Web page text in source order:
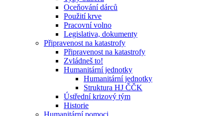
Oceňování dárců
Použití krve
Pracovní volno
Legislativa, dokumenty
Připravenost na katastrofy
Připravenost na katastrofy
Zvládneš to!
Humanitární jednotky
Humanitární jednotky
Struktura HJ ČČK
Ústřední krizový tým
Historie